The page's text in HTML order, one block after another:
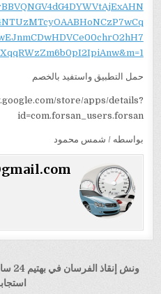
حمل التطبيق واستفيد بالخصم
store/apps/details?
id=com.forsan_users.forsan
بواسطه / شمس محمود
تصفّح
ونش